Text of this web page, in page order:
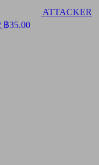
ATTACKER
฿35.00